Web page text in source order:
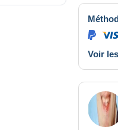
Voir